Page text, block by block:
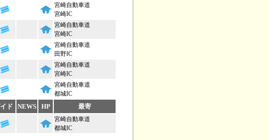
宮崎自動車道
宮崎IC
宮崎自動車道
宮崎IC
宮崎自動車道
田野IC
宮崎自動車道
宮崎IC
宮崎自動車道
都城IC
ド NEWS HP 最寄
宮崎自動車道
都城IC